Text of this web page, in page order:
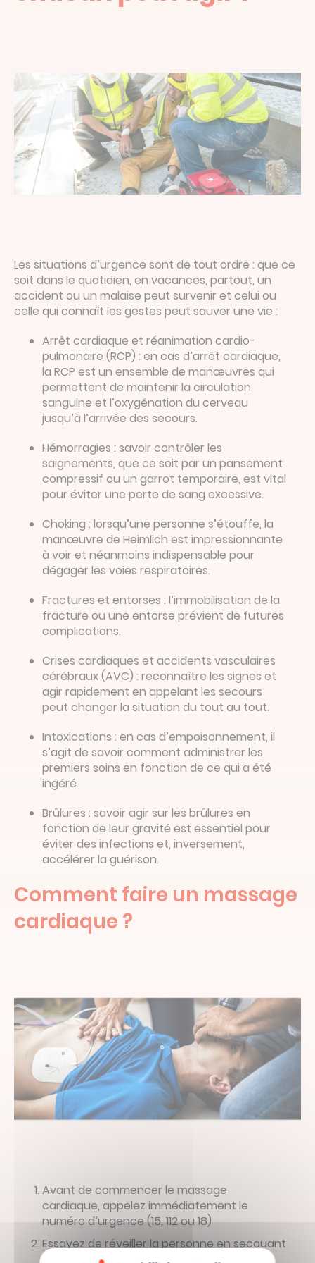
Les situations d’urgence sont de tout ordre : que ce
soit dans le quotidien, en vacances, partout, un
accident ou un malaise peut survenir et celui ou
celle qui connaît les gestes peut sauver une vie :
Arrêt cardiaque et réanimation cardio-
pulmonaire (RCP) : en cas d’arrêt cardiaque,
la RCP est un ensemble de manœuvres qui
permettent de maintenir la circulation
sanguine et l’oxygénation du cerveau
jusqu’à l’arrivée des secours.
Hémorragies : savoir contrôler les
saignements, que ce soit par un pansement
compressif ou un garrot temporaire, est vital
pour éviter une perte de sang excessive.
Choking : lorsqu’une personne s’étouffe, la
manœuvre de Heimlich est impressionnante
à voir et néanmoins indispensable pour
dégager les voies respiratoires.
Fractures et entorses : l’immobilisation de la
fracture ou une entorse prévient de futures
complications.
Crises cardiaques et accidents vasculaires
cérébraux (AVC) : reconnaître les signes et
agir rapidement en appelant les secours
peut changer la situation du tout au tout.
Intoxications : en cas d’empoisonnement, il
s’agit de savoir comment administrer les
premiers soins en fonction de ce qui a été
ingéré.
Brûlures : savoir agir sur les brûlures en
fonction de leur gravité est essentiel pour
éviter des infections et, inversement,
accélérer la guérison.
Comment faire un massage
cardiaque ?
Avant de commencer le massage
cardiaque, appelez immédiatement le
numéro d’urgence (15, 112 ou 18)
Essayez de réveiller la personne en secouant
doucement son épaule et en criant son